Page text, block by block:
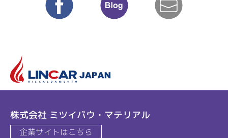
株式会社 ミツイバウ・マテリアル
企業サイトはこちら